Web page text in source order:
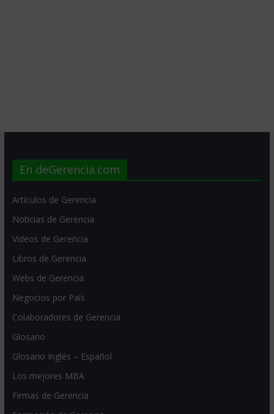
En deGerencia.com
Artículos de Gerencia
Noticias de Gerencia
Videos de Gerencia
Libros de Gerencia
Webs de Gerencia
Negocios por País
Colaboradores de Gerencia
Glosario
Glosario Inglés – Español
Los mejores MBA
Firmas de Gerencia